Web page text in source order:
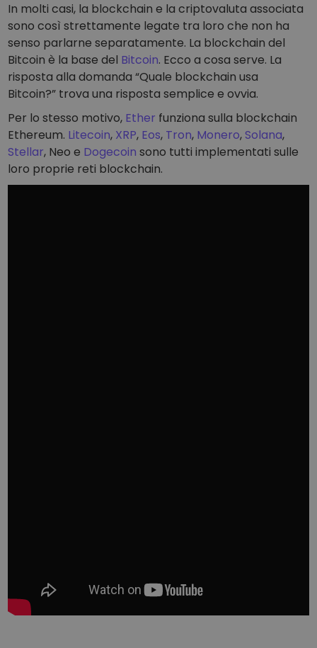
In molti casi, la blockchain e la criptovaluta associata
sono così strettamente legate tra loro che non ha
senso parlarne separatamente. La blockchain del
Bitcoin è la base del Bitcoin. Ecco a cosa serve. La
risposta alla domanda “Quale blockchain usa
Bitcoin?” trova una risposta semplice e ovvia.
Per lo stesso motivo, Ether funziona sulla blockchain
Ethereum. Litecoin, XRP, Eos, Tron, Monero, Solana,
Stellar, Neo e Dogecoin sono tutti implementati sulle
loro proprie reti blockchain.